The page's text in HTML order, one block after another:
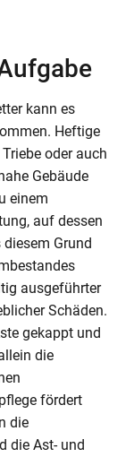
kann es
Heftige
oder auch
Gebäude
einem
auf dessen
Grund
ausgeführter
Schäden.
gekappt und
die
fördert
die
die Ast- und